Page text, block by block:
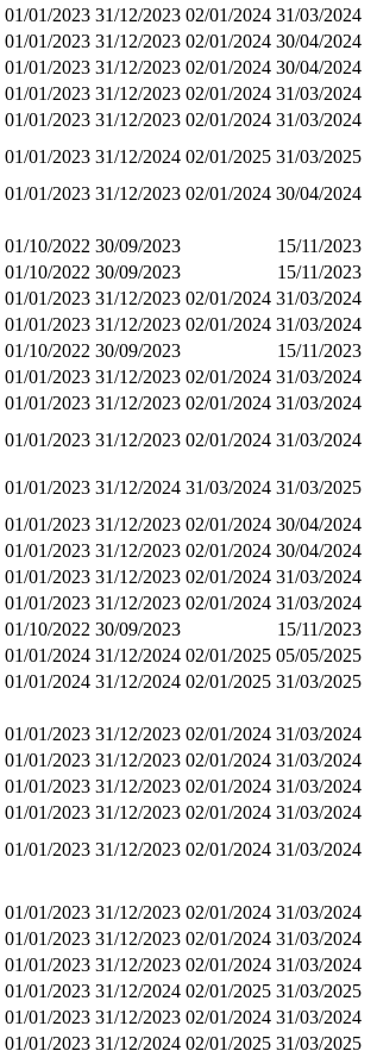
01/01/2023 31/12/2023 02/01/2024 31/03/2024
01/01/2023 31/12/2023 02/01/2024 30/04/2024
01/01/2023 31/12/2023 02/01/2024 30/04/2024
01/01/2023 31/12/2023 02/01/2024 31/03/2024
01/01/2023 31/12/2023 02/01/2024 31/03/2024
01/01/2023 31/12/2024 02/01/2025 31/03/2025
01/01/2023 31/12/2023 02/01/2024 30/04/2024
01/10/2022 30/09/2023
15/11/2023
01/10/2022 30/09/2023
15/11/2023
01/01/2023 31/12/2023 02/01/2024 31/03/2024
01/01/2023 31/12/2023 02/01/2024 31/03/2024
01/10/2022 30/09/2023
15/11/2023
01/01/2023 31/12/2023 02/01/2024 31/03/2024
01/01/2023 31/12/2023 02/01/2024 31/03/2024
01/01/2023 31/12/2023 02/01/2024 31/03/2024
01/01/2023 31/12/2024 31/03/2024 31/03/2025
01/01/2023 31/12/2023 02/01/2024 30/04/2024
01/01/2023 31/12/2023 02/01/2024 30/04/2024
01/01/2023 31/12/2023 02/01/2024 31/03/2024
01/01/2023 31/12/2023 02/01/2024 31/03/2024
01/10/2022 30/09/2023
15/11/2023
01/01/2024 31/12/2024 02/01/2025 05/05/2025
01/01/2024 31/12/2024 02/01/2025 31/03/2025
01/01/2023 31/12/2023 02/01/2024 31/03/2024
01/01/2023 31/12/2023 02/01/2024 31/03/2024
01/01/2023 31/12/2023 02/01/2024 31/03/2024
01/01/2023 31/12/2023 02/01/2024 31/03/2024
01/01/2023 31/12/2023 02/01/2024 31/03/2024
01/01/2023 31/12/2023 02/01/2024 31/03/2024
01/01/2023 31/12/2023 02/01/2024 31/03/2024
01/01/2023 31/12/2023 02/01/2024 31/03/2024
01/01/2023 31/12/2024 02/01/2025 31/03/2025
01/01/2023 31/12/2023 02/01/2024 31/03/2024
01/01/2023 31/12/2024 02/01/2025 31/03/2025